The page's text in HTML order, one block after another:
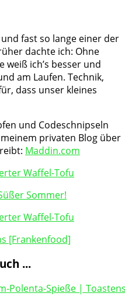
fast so lange einer der
dachte ich: Ohne
weiß ich’s besser und
am Laufen. Technik,
dass unser kleines
und Codeschnipseln
privaten Blog über
Maddin.com
Sommer!
[Frankenfood]
...